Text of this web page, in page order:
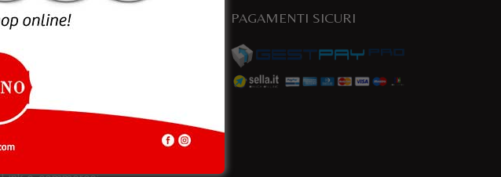
SHOP ONLINE
Customer service
Per informazioni, domande
sui prodotti
eshop@valentinocaffespa.com
PAGAMENTI SICURI